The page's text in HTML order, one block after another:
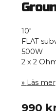
10″
FLAT
500W
2 x 2
Läs mer
990